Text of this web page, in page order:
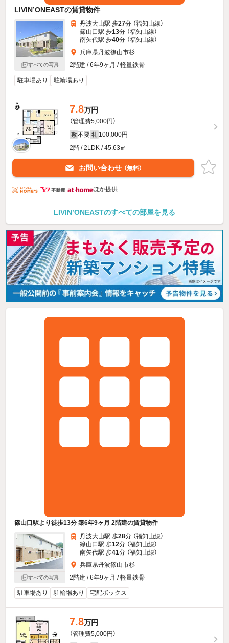
LIVIN’ONEASTの賃貸物件
すべての写真
丹波大山駅 歩27分 （福知山線）
篠山口駅 歩13分 （福知山線）
南矢代駅 歩40分 （福知山線）
兵庫県丹波篠山市杉
2階建 / 6年9ヶ月 / 軽量鉄骨
駐車場あり 駐輪場あり
7.8万円
（管理費5,000円）
敷 不要 礼 100,000円
2階 / 2LDK / 45.63㎡
お問い合わせ （無料）
ほか提供
LIVIN’ONEASTのすべての部屋を見る
篠山口駅より徒歩13分 築6年9ヶ月 2階建の賃貸物件
すべての写真
丹波大山駅 歩28分 （福知山線）
篠山口駅 歩12分 （福知山線）
南矢代駅 歩41分 （福知山線）
兵庫県丹波篠山市杉
2階建 / 6年9ヶ月 / 軽量鉄骨
駐車場あり 駐輪場あり 宅配ボックス
7.8万円
（管理費5,000円）